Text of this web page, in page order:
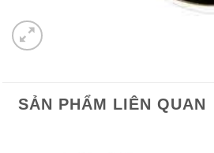
SẢN PHẨM LIÊN QUAN